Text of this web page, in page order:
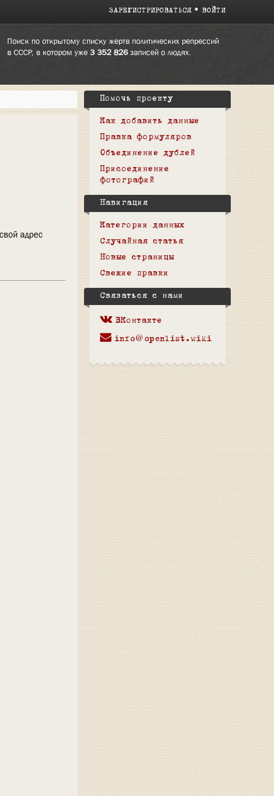
ЗАРЕГИСТРИРОВАТЬСЯ ВОЙТИ
Поиск по открытому списку жертв политических репрессий
в СССР, в котором уже 3 352 826записей о людях.
адрес
Помочь проекту
Как добавить данные
Правка формуляров
Объединение дублей
Присоединение
фотографий
Навигация
Категории данных
Случайная статья
Новые страницы
Свежие правки
Связаться с нами
ВКонтакте
info@openlist.wiki